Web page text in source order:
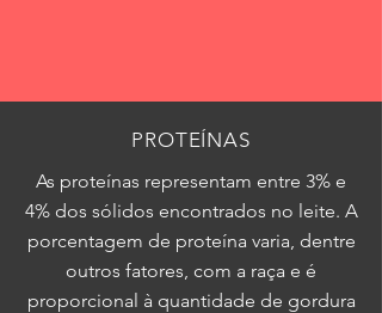
PROTEÍNAS
As proteínas representam entre 3% e
4% dos sólidos encontrados no leite. A
porcentagem de proteína varia, dentre
outros fatores, com a raça e é
proporcional à quantidade de gordura